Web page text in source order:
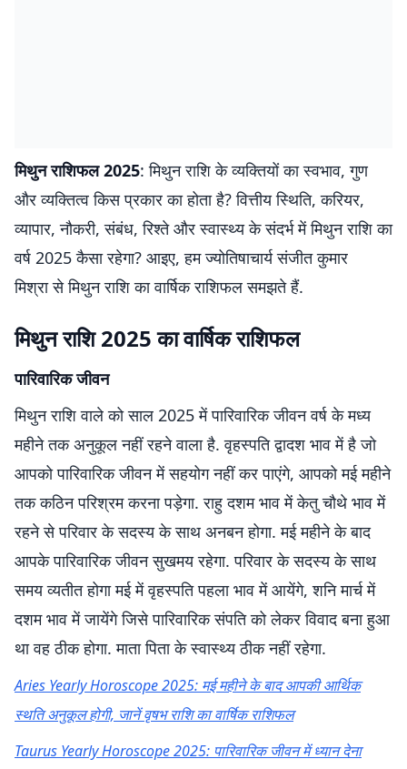
मिथुन राशिफल 2025: मिथुन राशि के व्यक्तियों का स्वभाव, गुण
और व्यक्तित्व किस प्रकार का होता है? वित्तीय स्थिति, करियर,
व्यापार, नौकरी, संबंध, रिश्ते और स्वास्थ्य के संदर्भ में मिथुन राशि का
वर्ष 2025 कैसा रहेगा? आइए, हम ज्योतिषाचार्य संजीत कुमार
मिश्रा से मिथुन राशि का वार्षिक राशिफल समझते हैं.
मिथुन राशि 2025 का वार्षिक राशिफल
पारिवारिक जीवन
मिथुन राशि वाले को साल 2025 में पारिवारिक जीवन वर्ष के मध्य
महीने तक अनुकूल नहीं रहने वाला है. वृहस्पति द्वादश भाव में है जो
आपको पारिवारिक जीवन में सहयोग नहीं कर पाएंगे, आपको मई महीने
तक कठिन परिश्रम करना पड़ेगा. राहु दशम भाव में केतु चौथे भाव में
रहने से परिवार के सदस्य के साथ अनबन होगा. मई महीने के बाद
आपके पारिवारिक जीवन सुखमय रहेगा. परिवार के सदस्य के साथ
समय व्यतीत होगा मई में वृहस्पति पहला भाव में आयेंगे, शनि मार्च में
दशम भाव में जायेंगे जिसे पारिवारिक संपति को लेकर विवाद बना हुआ
था वह ठीक होगा. माता पिता के स्वास्थ्य ठीक नहीं रहेगा.
Aries Yearly Horoscope 2025: मई महीने के बाद आपकी आर्थिक
स्थति अनुकूल होगी, जानें वृषभ राशि का वार्षिक राशिफल
Taurus Yearly Horoscope 2025: पारिवारिक जीवन में ध्यान देना